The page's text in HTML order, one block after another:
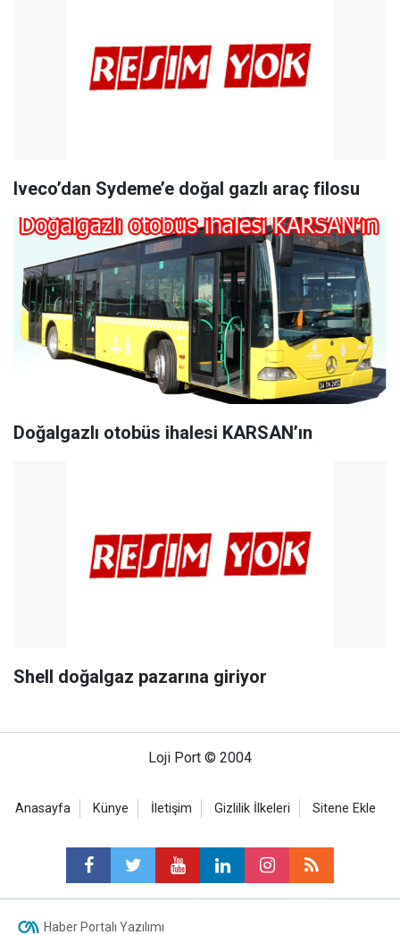
Iveco’dan Sydeme’e doğal gazlı araç filosu
Doğalgazlı otobüs ihalesi KARSAN’ın
Shell doğalgaz pazarına giriyor
Loji Port © 2004
Anasayfa Künye İletişim Gizlilik İlkeleri Sitene Ekle
Haber Portalı Yazılımı